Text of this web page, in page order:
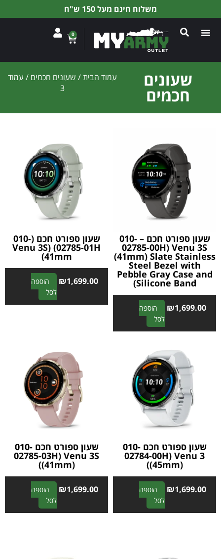
משלוח חינם מעל 150 ש"ח
0
שעונים
חכמים
עמוד הבית/ שעונים חכמים / עמוד
3
שעון ספורט חכם – 010-
02785-00H) Venu 3S
(41mm) Slate Stainless
Steel Bezel with
Pebble Gray Case and
Silicone Band)
₪1,699.00
הוספה
לסל
A
l
r
n
a
t
i
v
e
שעון ספורט חכם (010-
02785-01H) (Venu 3S
(41mm
₪1,699.00
הוספה
לסל
A
l
a
t
i
v
e
:
שעון ספורט חכם 010-
02784-00H) Venu 3
(45mm))
₪1,699.00
הוספה
לסל
A
l
שעון ספורט חכם 010-
02785-03H) Venu 3S
(41mm))
₪1,699.00
הוספה
לסל
A
l